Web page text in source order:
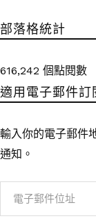
部落格統計
616,242 個點閱數
適用電子郵件訂
輸入你的電子郵件
通知。